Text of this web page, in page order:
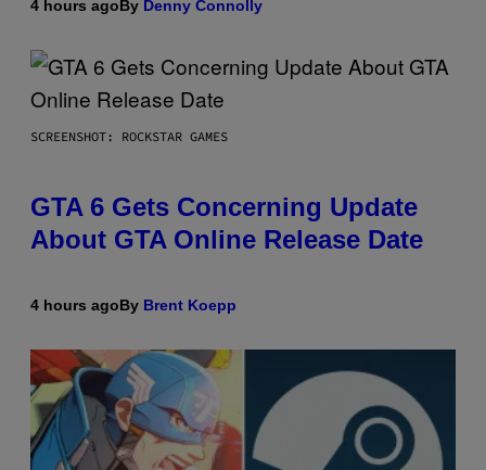
4 hours ago By Denny Connolly
SCREENSHOT: ROCKSTAR GAMES
GTA 6 Gets Concerning Update
About GTA Online Release Date
4 hours agoBy Brent Koepp